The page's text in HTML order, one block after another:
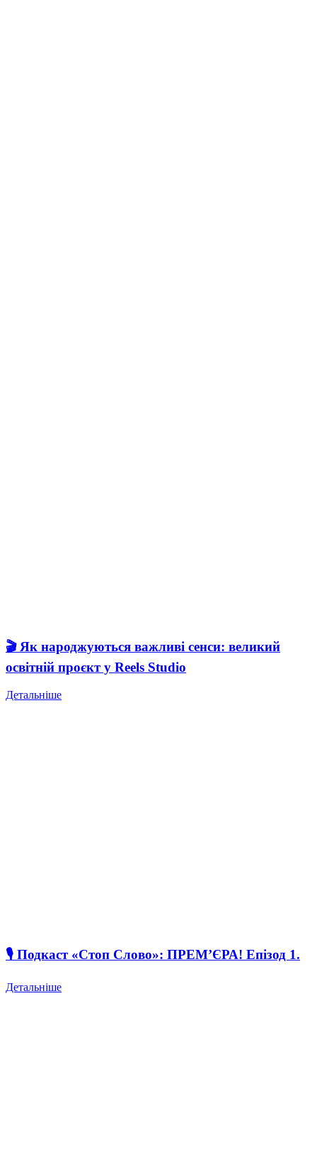
🎬 Як народжуються важливі сенси: великий
освітній проєкт у Reels Studio
Детальніше
🎙 Подкаст «Стоп Слово»: ПРЕМ’ЄРА! Епізод 1.
Детальніше